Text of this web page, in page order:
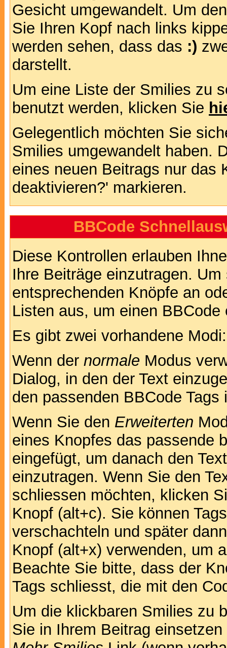
Gesicht umgewandelt. Um
Sie Ihren Kopf nach links
werden sehen, dass das :)
darstellt.
Um eine Liste der Smilies zu
benutzt werden, klicken Sie
Gelegentlich möchten Sie
Smilies umgewandelt haben.
eines neuen Beitrags nur das
deaktivieren?' markieren.
BBCode
Diese Kontrollen erlauben
Ihre Beiträge einzutragen.
entsprechenden Knöpfe an
Listen aus, um einen BBCode
Es gibt zwei vorhandene
Wenn der normale Modus
Dialog, in den der Text
den passenden BBCode
Wenn Sie den Erweiterten
eines Knopfes das passende
eingefügt, um danach den
einzutragen. Wenn Sie den
schliessen möchten, klicken
Knopf (alt+c). Sie können
verschachteln und später
Knopf (alt+x) verwenden, um
Beachte Sie bitte, dass der
Tags schliesst, die mit den
Um die klickbaren Smilies zu
Sie in Ihrem Beitrag